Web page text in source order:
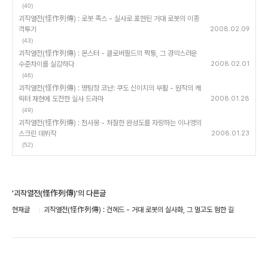
(40)
괴작열전(怪作列傳) : 로봇 족스 - 실사로 표현된 거대 로봇의 이종
격투기
(43)
2008.02.09
괴작열전(怪作列傳) : 몬스터 - 클로버필드의 짝퉁, 그 경악스러운
수준차이를 실감하다
(46)
2008.02.01
괴작열전(怪作列傳) : 명탐정 코난: 쿠도 신이치의 부활 - 원작의 캐
릭터 재현에 도전한 실사 드라마
(49)
2008.01.28
괴작열전(怪作列傳) : 천사몽 - 처절한 완성도를 자랑하는 이나영의
스크린 데뷔작
(52)
2008.01.23
'괴작열전(怪作列傳)'의 다른글
현재글 괴작열전(怪作列傳) : 건헤드 - 거대 로봇의 실사화, 그 멀고도 험한 길